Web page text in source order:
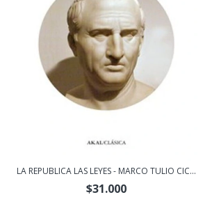
LA REPUBLICA LAS LEYES - MARCO TULIO CIC...
$31.000